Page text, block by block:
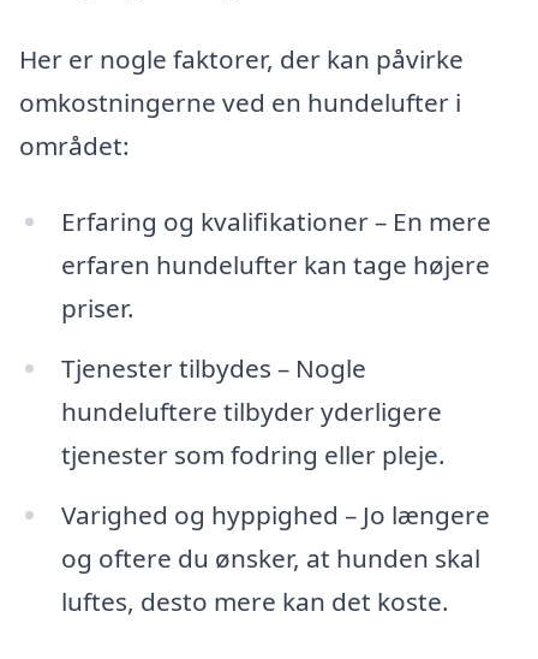
Her er nogle faktorer, der kan påvirke
omkostningerne ved en hundelufter i
området:
Erfaring og kvalifikationer – En mere
erfaren hundelufter kan tage højere
priser.
Tjenester tilbydes – Nogle
hundeluftere tilbyder yderligere
tjenester som fodring eller pleje.
Varighed og hyppighed – Jo længere
og oftere du ønsker, at hunden skal
luftes, desto mere kan det koste.